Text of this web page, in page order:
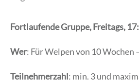
Fortlaufende Gruppe, Freitags,
Wer: Für Welpen von 10 Wochen
Teilnehmerzahl: min. 3 und